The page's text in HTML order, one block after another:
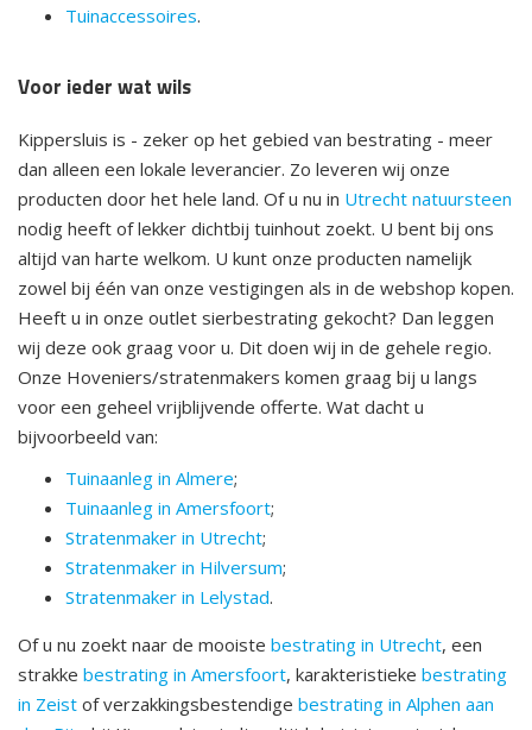
Tuinaccessoires.
Voor ieder wat wils
Kippersluis is - zeker op het gebied van bestrating - meer
dan alleen een lokale leverancier. Zo leveren wij onze
producten door het hele land. Of u nu in Utrecht natuursteen
nodig heeft of lekker dichtbij tuinhout zoekt. U bent bij ons
altijd van harte welkom. U kunt onze producten namelijk
zowel bij één van onze vestigingen als in de webshop kopen.
Heeft u in onze outlet sierbestrating gekocht? Dan leggen
wij deze ook graag voor u. Dit doen wij in de gehele regio.
Onze Hoveniers/stratenmakers komen graag bij u langs
voor een geheel vrijblijvende offerte. Wat dacht u
bijvoorbeeld van:
Tuinaanleg in Almere;
Tuinaanleg in Amersfoort;
Stratenmaker in Utrecht;
Stratenmaker in Hilversum;
Stratenmaker in Lelystad.
Of u nu zoekt naar de mooiste bestrating in Utrecht, een
strakke bestrating in Amersfoort, karakteristieke bestrating
in Zeist of verzakkingsbestendige bestrating in Alphen aan